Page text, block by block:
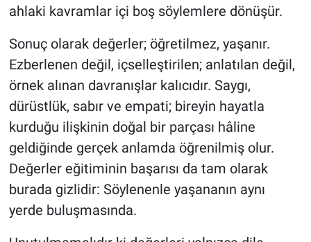
ahlaki kavramlar içi boş söylemlere dönüşür.
Sonuç olarak değerler; öğretilmez, yaşanır.
Ezberlenen değil, içselleştirilen; anlatılan değil,
örnek alınan davranışlar kalıcıdır. Saygı,
dürüstlük, sabır ve empati; bireyin hayatla
kurduğu ilişkinin doğal bir parçası hâline
geldiğinde gerçek anlamda öğrenilmiş olur.
Değerler eğitiminin başarısı da tam olarak
burada gizlidir: Söylenenle yaşananın aynı
yerde buluşmasında.